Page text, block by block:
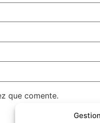
que comente.